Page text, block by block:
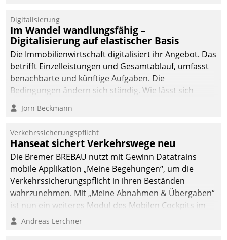
Digitalisierung
Im Wandel wandlungsfähig –
Digitalisierung auf elastischer Basis
Die Immobilienwirtschaft digitalisiert ihr Angebot. Das
betrifft Einzelleistungen und Gesamtablauf, umfasst
benachbarte und künftige Aufgaben. Die
Bedingungen ändern sich ständig. Wie lässt sich
technisch die Kontrolle wahren und zugleich Freiraum
fürs Wachsen öffnen?
Jörn Beckmann
Verkehrssicherungspflicht
Hanseat sichert Verkehrswege neu
Die Bremer BREBAU nutzt mit Gewinn Datatrains
mobile Applikation „Meine Begehungen“, um die
Verkehrssicherungspflicht in ihren Beständen
wahrzunehmen. Mit „Meine Abnahmen & Übergaben“
ist nun ein weiteres Modul des Mobilen Cockpits im
Einsatz.
Andreas Lerchner